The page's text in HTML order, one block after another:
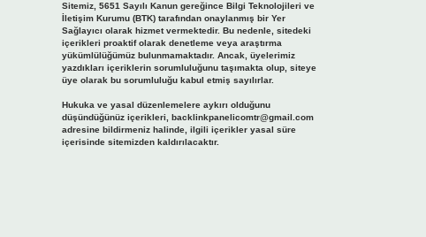
Sitemiz, 5651 Sayılı Kanun gereğince Bilgi Teknolojileri ve
İletişim Kurumu (BTK) tarafından onaylanmış bir Yer
Sağlayıcı olarak hizmet vermektedir. Bu nedenle, sitedeki
içerikleri proaktif olarak denetleme veya araştırma
yükümlülüğümüz bulunmamaktadır. Ancak, üyelerimiz
yazdıkları içeriklerin sorumluluğunu taşımakta olup, siteye
üye olarak bu sorumluluğu kabul etmiş sayılırlar.
Hukuka ve yasal düzenlemelere aykırı olduğunu
düşündüğünüz içerikleri, backlinkpanelicomtr@gmail.com
adresine bildirmeniz halinde, ilgili içerikler yasal süre
içerisinde sitemizden kaldırılacaktır.